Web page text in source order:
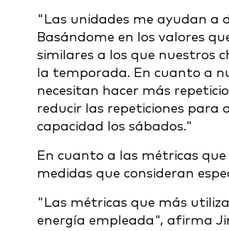
"Las unidades me ayudan a
Basándome en los valores
similares a los que nuestros
la temporada. En cuanto a
necesitan hacer más
reducir las repeticiones para
capacidad los sábados."
En cuanto a las métricas
medidas que consideran
"Las métricas que más
energía empleada", afirma